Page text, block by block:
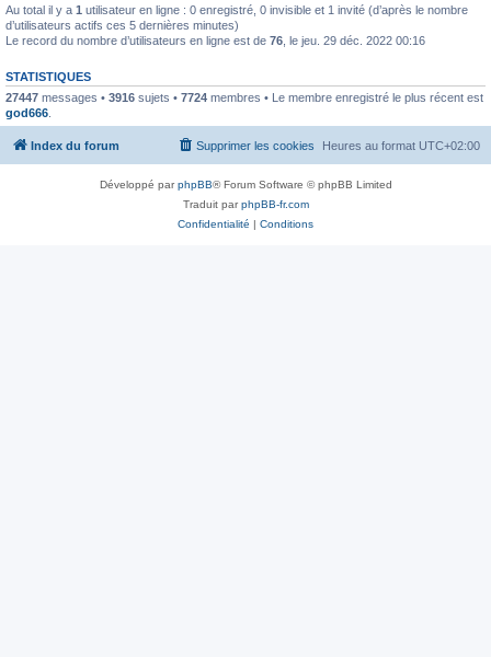
Au total il y a 1 utilisateur en ligne : 0 enregistré, 0 invisible et 1 invité (d’après le nombre
d’utilisateurs actifs ces 5 dernières minutes)
Le record du nombre d’utilisateurs en ligne est de 76 , le jeu. 29 déc. 2022 00:16
STATISTIQUES
27447 messages • 3916 sujets • 7724 membres • Le membre enregistré le plus récent est
god666
Index du forum Heures au format UTC+02:00
Supprimer les cookies
Développé parphpBB® Forum Software © phpBB Limited
Traduit parphpBB-fr.com
Confidentialité | Conditions